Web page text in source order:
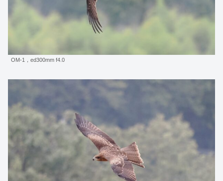
OM-1，ed300mm f4.0